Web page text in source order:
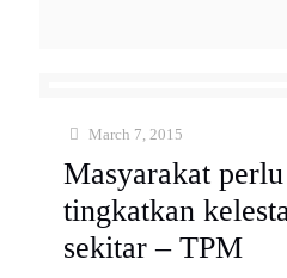
March 7, 2015
Masyarakat
tingkatkan
sekitar – TPM